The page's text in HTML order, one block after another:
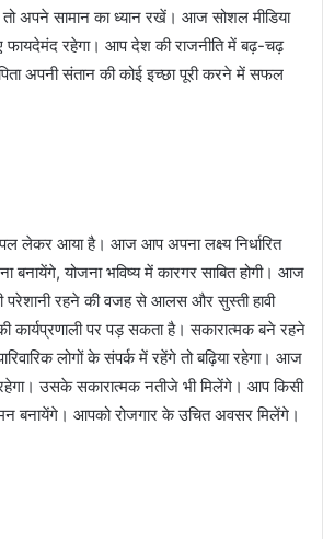
तो अपने सामान का ध्यान रखें। आज सोशल मीडिया
फायदेमंद रहेगा। आप देश की राजनीति में बढ़-चढ़
अपनी संतान की कोई इच्छा पूरी करने में सफल
लेकर आया है। आज आप अपना लक्ष्य निर्धारित
बनायेंगे, योजना भविष्य में कारगर साबित होगी। आज
परेशानी रहने की वजह से आलस और सुस्ती हावी
पर पड़ सकता है। सकारात्मक बने रहने
लोगों के संपर्क में रहेंगे तो बढ़िया रहेगा। आज
उसके सकारात्मक नतीजे भी मिलेंगे। आप किसी
मन बनायेंगे। आपको रोजगार के उचित अवसर मिलेंगे।